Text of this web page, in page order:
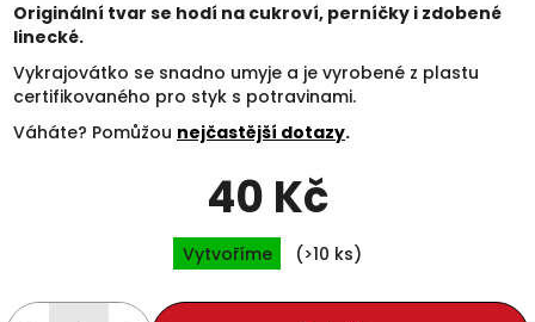
Originální tvar se hodí na cukroví, perníčky i zdobené
linecké.
Vykrajovátko se snadno umyje a je vyrobené z plastu
certifikovaného pro styk s potravinami.
Váháte? Pomůžou nejčastější dotazy.
40 Kč
Měrná cena:
Vytvoříme (>10 ks)